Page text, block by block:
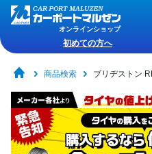
オンラインショップ
初めての方へ
商品検索 ブリヂストン